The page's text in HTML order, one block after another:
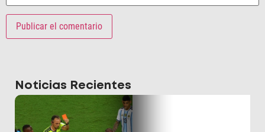
Noticias Recientes